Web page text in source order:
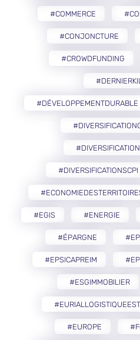
#COMMERCE
#CONJONCTURE
#CROWDFUNDING
#DÉVELOPPEMENTDURABLE
#DIVERSIFICATIONSCPI
#EGIS #ENERGIE
#ÉPARGNE
#EPSICAPREIM
#ESGIMMOBILIER
#EURIALLOGISTIQUEEST
#EUROPE